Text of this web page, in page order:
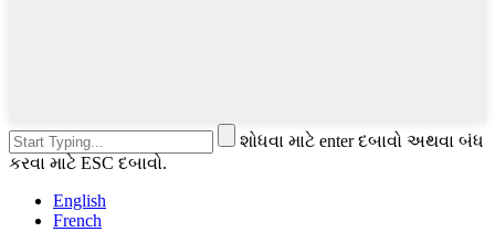
શોધવા માટે enter દબાવો અથવા બંધ
કરવા માટે ESC દબાવો.
English
French